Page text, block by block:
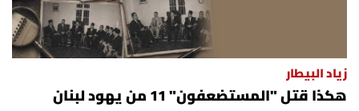
زياد البيطار
هكذا قتل "المستضعفون" 11 من يهود لبنان